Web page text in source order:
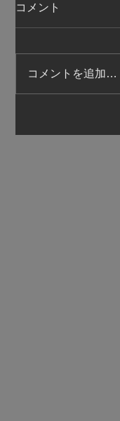
コメント
コメントを追加…